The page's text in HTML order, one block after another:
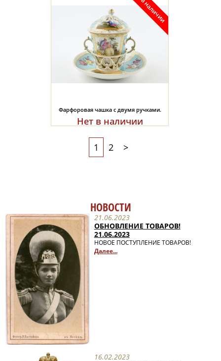
Фарфоровая чашка с двумя ручками.
Нет в наличии
1 2 >
НОВОСТИ
21.06.2023
ОБНОВЛЕНИЕ ТОВАРОВ!
21.06.2023
НОВОЕ ПОСТУПЛЕНИЕ ТОВАРОВ!
Далее...
16.02.2023